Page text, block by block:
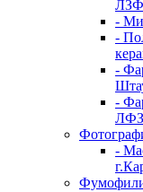
-
-
-
-
ЛФЗ
-